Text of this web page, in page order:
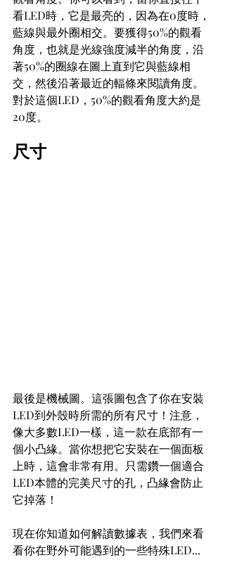
看LED時，它是最亮的，因為在0度時，
藍線與最外圈相交。要獲得50%的觀看
角度，也就是光線強度減半的角度，沿
著50%的圈線在圖上直到它與藍線相
交，然後沿著最近的輻條來閱讀角度。
對於這個LED，50%的觀看角度大約是
20度。
尺寸
最後是機械圖。這張圖包含了你在安裝
LED到外殼時所需的所有尺寸！注意，
像大多數LED一樣，這一款在底部有一
個小凸緣。當你想把它安裝在一個面板
上時，這會非常有用。只需鑽一個適合
LED本體的完美尺寸的孔，凸緣會防止
它掉落！
現在你知道如何解讀數據表，我們來看
看你在野外可能遇到的一些特殊LED...